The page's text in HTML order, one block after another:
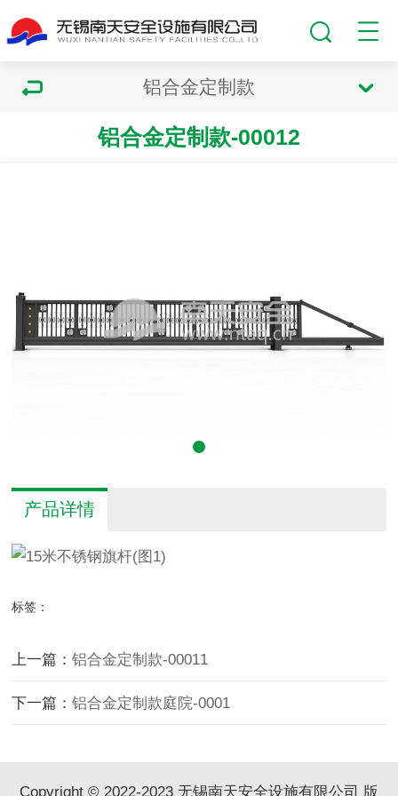
铝合金定制款
铝合金定制款-00012
产品详情
标签：
上一篇：铝合金定制款-00011
下一篇：铝合金定制款庭院-0001
Copyright © 2022-2023 无锡南天安全设施有限公司 版